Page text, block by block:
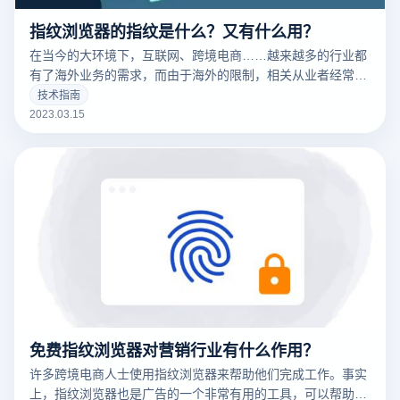
指纹浏览器的指纹是什么？又有什么用？
在当今的大环境下，互联网、跨境电商……越来越多的行业都
有了海外业务的需求，而由于海外的限制，相关从业者经常要
针对不同的工作内容用到不同的IP，这时候便要用到指纹浏览
器。要清楚的了解什么是指纹浏览器之前，我们需要知道什么
很大的不同
技术指南
2023.03.15
免费指纹浏览器对营销行业有什么作用？
许多跨境电商人士使用指纹浏览器来帮助他们完成工作。事实
上，指纹浏览器也是广告的一个非常有用的工具，可以帮助广